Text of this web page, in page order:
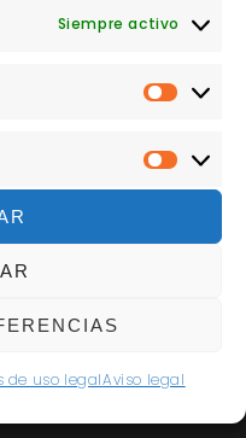
Siempre activo
de uso legalAviso legal